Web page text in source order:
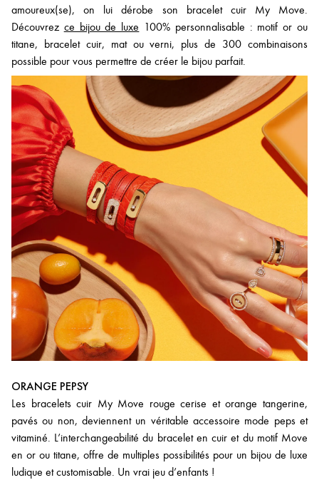
amoureux(se), on lui dérobe son bracelet cuir My Move.
Découvrez ce bijou de luxe 100% personnalisable : motif or ou
titane, bracelet cuir, mat ou verni, plus de 300 combinaisons
possible pour vous permettre de créer le bijou parfait.
ORANGE PEPSY
Les bracelets cuir My Move rouge cerise et orange tangerine,
pavés ou non, deviennent un véritable accessoire mode peps et
vitaminé. L’interchangeabilité du bracelet en cuir et du motif Move
en or ou titane, offre de multiples possibilités pour un bijou de luxe
ludique et customisable. Un vrai jeu d’enfants !